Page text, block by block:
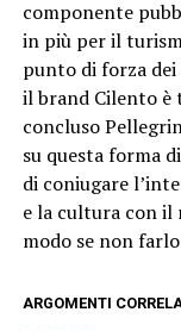
componente
in più per il
punto di forza
il brand Cilento è
concluso
su questa forma
di coniugare
e la cultura con
modo se non
ARGOMENTI